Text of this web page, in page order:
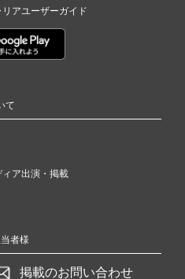
アユーザーガイド
て
ィア出演・掲載
者様
掲載のお問い合わせ